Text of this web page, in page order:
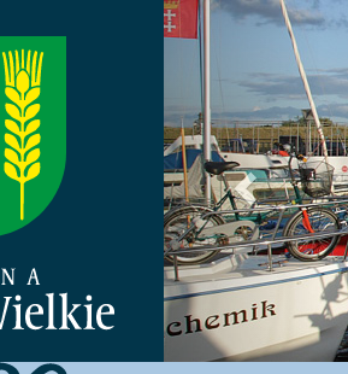
Poprzedni